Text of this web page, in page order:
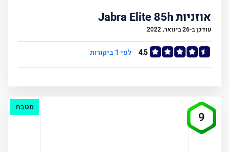
אוזניות Jabra Elite 85h
עודכן ב-26 בינואר, 2022
4.5 לפי 1 ביקורות
9
מטבח